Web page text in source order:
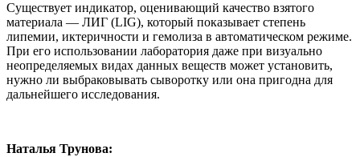
Существует индикатор, оценивающий качество взятого
материала — ЛИГ (LIG), который показывает степень
липемии, иктеричности и гемолиза в автоматическом режиме.
При его использовании лаборатория даже при визуально
неопределяемых видах данных веществ может установить,
нужно ли выбраковывать сыворотку или она пригодна для
дальнейшего исследования.
Наталья Трунова: